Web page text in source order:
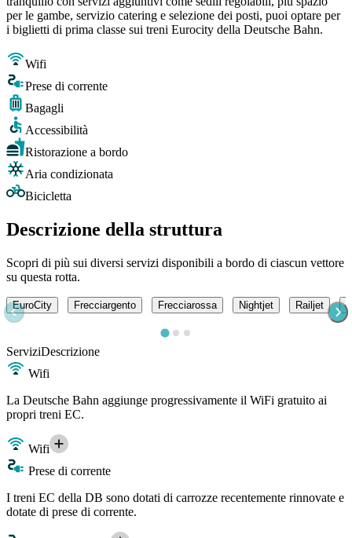
per le gambe, servizio catering e selezione dei posti, puoi optare per
i biglietti di prima classe sui treni Eurocity della Deutsche Bahn.
Wifi
Prese di corrente
Bagagli
Accessibilità
Ristorazione a bordo
Aria condizionata
Bicicletta
Descrizione della struttura
Scopri di più sui diversi servizi disponibili a bordo di ciascun vettore
su questa rotta.
EuroCity Frecciargento Frecciarossa Nightjet Railjet
ServiziDescrizione
Wifi
La Deutsche Bahn aggiunge progressivamente il WiFi gratuito ai
propri treni EC.
Wifi
Prese di corrente
I treni EC della DB sono dotati di carrozze recentemente rinnovate e
dotate di prese di corrente.